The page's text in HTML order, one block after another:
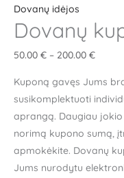
Dovanų idėjos
Dovanų
50.00 € – 200.00 €
Kuponą gavęs Jums
susikomplektuoti
aprangą. Daugiau
norimą kupono sumą,
apmokėkite. Dovanų
Jums nurodytu